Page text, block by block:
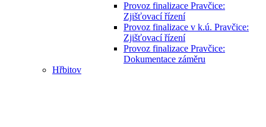
Provoz finalizace Pravčice:
Zjišťovací řízení
Provoz finalizace v k.ú. Pravčice:
Zjišťovací řízení
Provoz finalizace Pravčice:
Dokumentace záměru
Hřbitov